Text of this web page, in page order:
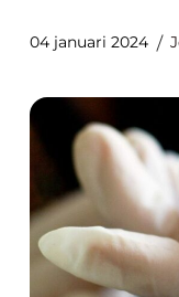
04 januari 2024